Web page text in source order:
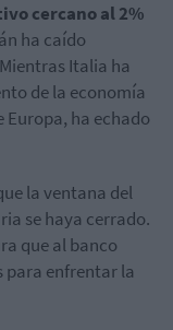
cercano al 2%
ha caído
Italia ha
de la economía
ha echado
la ventana del
se haya cerrado.
que al banco
para enfrentar la